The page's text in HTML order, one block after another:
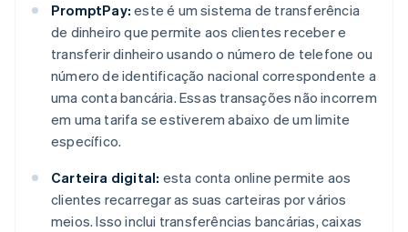
PromptPay: este é um sistema de transferência
de dinheiro que permite aos clientes receber e
transferir dinheiro usando o número de telefone ou
número de identificação nacional correspondente a
uma conta bancária. Essas transações não incorrem
em uma tarifa se estiverem abaixo de um limite
específico.
Carteira digital: esta conta online permite aos
clientes recarregar as suas carteiras por vários
meios. Isso inclui transferências bancárias, caixas